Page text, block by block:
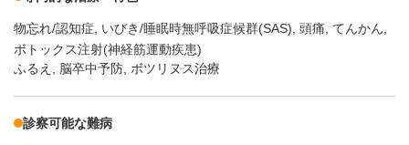
物忘れ/認知症 いびき/睡眠時無呼吸症候群(SAS) 頭痛
てんかん
ボトックス注射(神経筋運動疾患)
ふるえ, 脳卒中予防, ボツリヌス治療
診察可能な難病